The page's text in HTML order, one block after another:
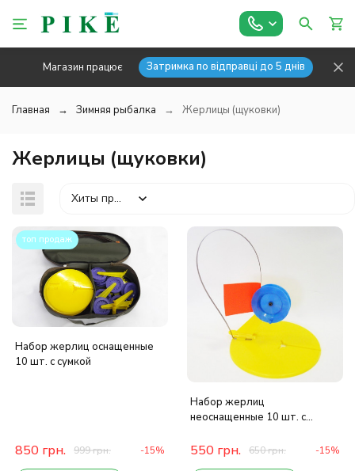
Магазин працює Затримка по відправці до 5 днів
Главная Зимняя рыбалка Жерлицы (щуковки)
Жерлицы (щуковки)
Хиты продаж
покупателей
топ продаж
Набор жерлиц оснащенные
10 шт. с сумкой
850 грн. 999грн. -15%
Набор жерлиц
неоснащенные 10 шт. с
550 грн. 650грн. -15%